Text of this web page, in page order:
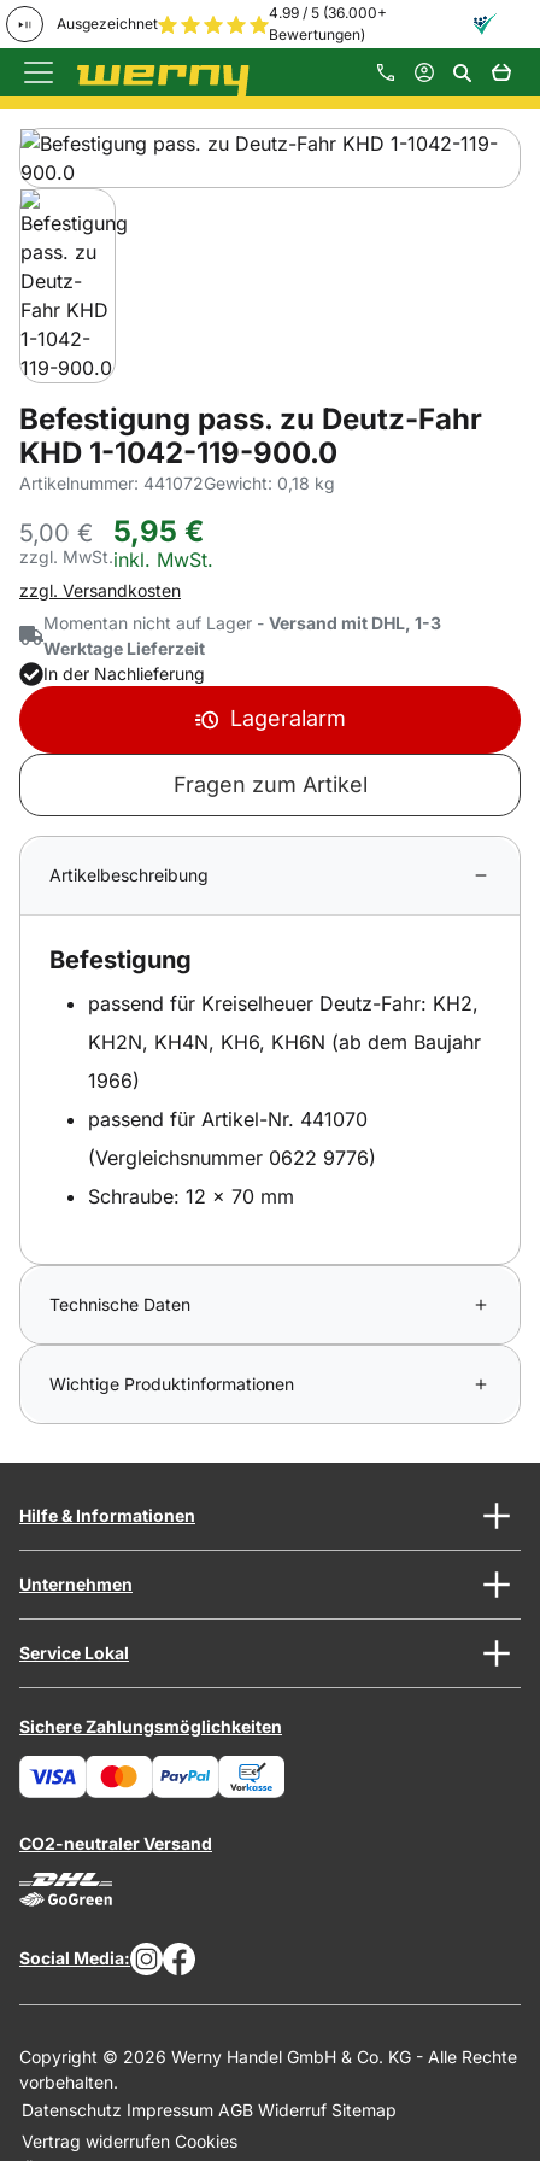
Ausgezeichnet
4.99 / 5 (36.000+
Bewertungen)
Zum Hauptinhalt springen
Produktgalerie
Zur Kaufbox springen
Befestigung pass. zu Deutz-Fahr
KHD 1-1042-119-900.0
Artikelnummer: 441072Gewicht: 0,18 kg
5,00 €
zzgl. MwSt.
5,95 €
Steuerhinweis:
inkl. MwSt.
zzgl. Versandkosten
Momentan nicht auf Lager - Versand mit DHL, 1-3
Werktage Lieferzeit
In der Nachlieferung
Lageralarm
Fragen zum Artikel
Artikelbeschreibung
Befestigung
passend für Kreiselheuer Deutz-Fahr: KH2,
KH2N, KH4N, KH6, KH6N (ab dem Baujahr
1966)
passend für Artikel-Nr. 441070
(Vergleichsnummer 0622 9776)
Schraube: 12 x 70 mm
Technische Daten
Wichtige Produktinformationen
Hilfe & Informationen
Unternehmen
Service Lokal
Sichere Zahlungsmöglichkeiten
CO2-neutraler Versand
Social Media:
Copyright © 2026 Werny Handel GmbH & Co. KG - Alle Rechte
vorbehalten.
Datenschutz Impressum AGB Widerruf Sitemap
Vertrag widerrufen Cookies